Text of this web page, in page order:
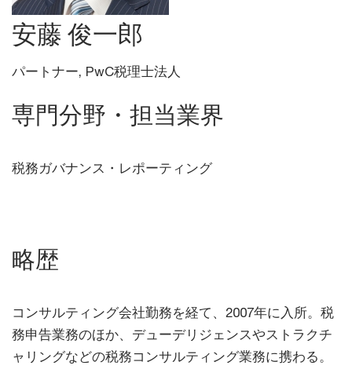
安藤 俊一郎
パートナー, PwC税理士法人
専門分野・担当業界
税務ガバナンス・レポーティング
略歴
コンサルティング会社勤務を経て、2007年に入所。税
務申告業務のほか、デューデリジェンスやストラクチ
ャリングなどの税務コンサルティング業務に携わる。